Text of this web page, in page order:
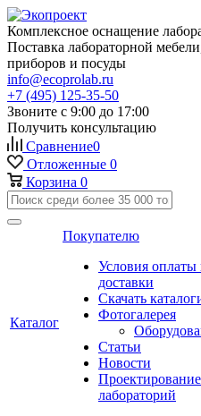
Комплексное оснащение
Поставка лабораторной
приборов и посуды
info@ecoprolab.ru
+7 (495) 125-35-50
Звоните с 9:00 до 17:00
Получить консультацию
Сравнение0
Отложенные 0
Корзина 0
Каталог
Покупателю
Условия оплаты
доставки
Скачать
Фотогалерея
Статьи
Новости
Проектирование
лабораторий